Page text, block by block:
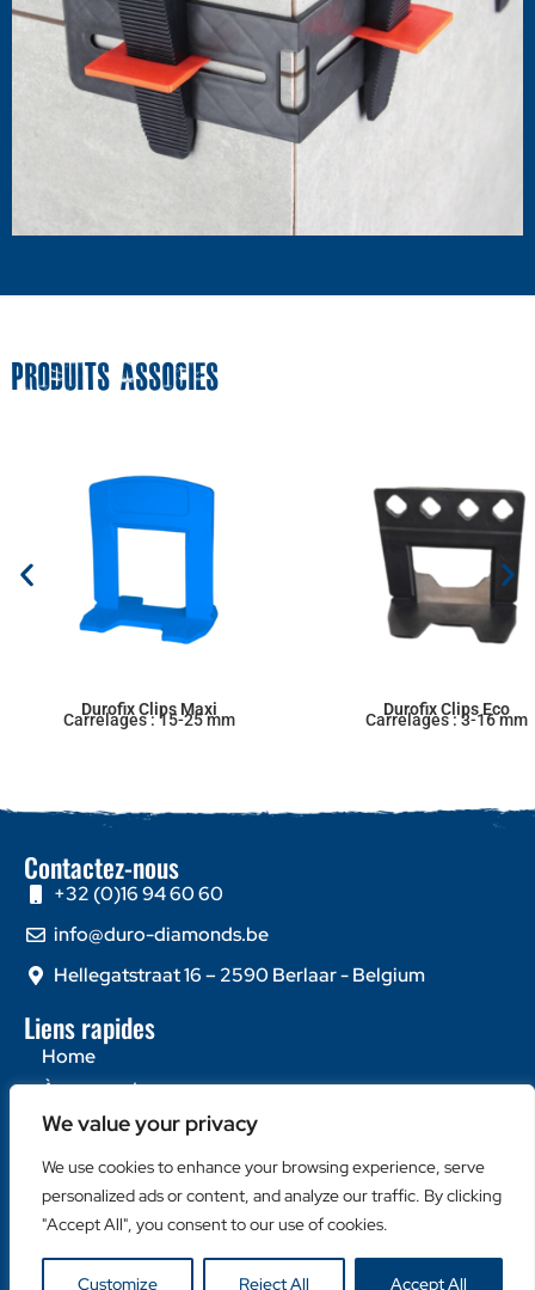
We value your privacy
We use cookies to enhance your browsing experience, serve
personalized ads or content, and analyze our traffic. By clicking
"Accept All", you consent to our use of cookies.
Customize Reject All Accept All
PRODUITS ASSOCIES
Durofix Clips Maxi
Carrelages : 15-25 mm
Durofix Clips Eco
Carrelages : 3-16 mm
Contactez-nous
+32 (0)16 94 60 60
info@duro-diamonds.be
Hellegatstraat 16 – 2590 Berlaar - Belgium
Liens rapides
Home
À propos de nous
Contactez-nous
Catégories populaires
Disques Diamantés
Couronnes Diamantées
Machines